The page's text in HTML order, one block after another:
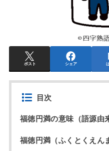
ポスト シェア
目次
福徳円満の意味（語源由
福徳円満（ふくとくえん